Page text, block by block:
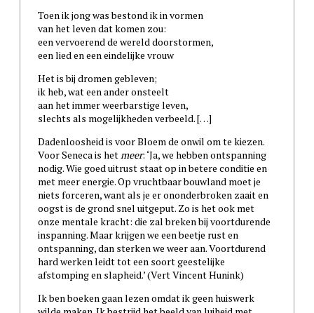
Toen ik jong was bestond ik in vormen
van het leven dat komen zou:
een vervoerend de wereld doorstormen,
een lied en een eindelijke vrouw
Het is bij dromen gebleven;
ik heb, wat een ander onsteelt
aan het immer weerbarstige leven,
slechts als mogelijkheden verbeeld. […]
Dadenloosheid is voor Bloem de onwil om te kiezen.
Voor Seneca is hetmeer: ‘Ja, we hebben ontspanning
nodig. Wie goed uitrust staat op in betere conditie en
met meer energie. Op vruchtbaar bouwland moet je
niets forceren, want als je er ononderbroken zaait en
oogst is de grond snel uitgeput. Zo is het ook met
onze mentale kracht: die zal breken bij voortdurende
inspanning. Maar krijgen we een beetje rust en
ontspanning, dan sterken we weer aan. Voortdurend
hard werken leidt tot een soort geestelijke
afstomping en slapheid.’ (Vert Vincent Hunink)
Ik ben boeken gaan lezen omdat ik geen huiswerk